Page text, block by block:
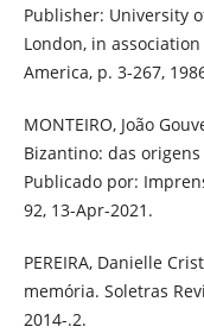
Publisher: University
London, in
America, p. 3-267,
MONTEIRO, João
Bizantino: das
Publicado por:
92, 13-Apr-2021.
PEREIRA, Danielle
memória. Soletras
2014-.2.